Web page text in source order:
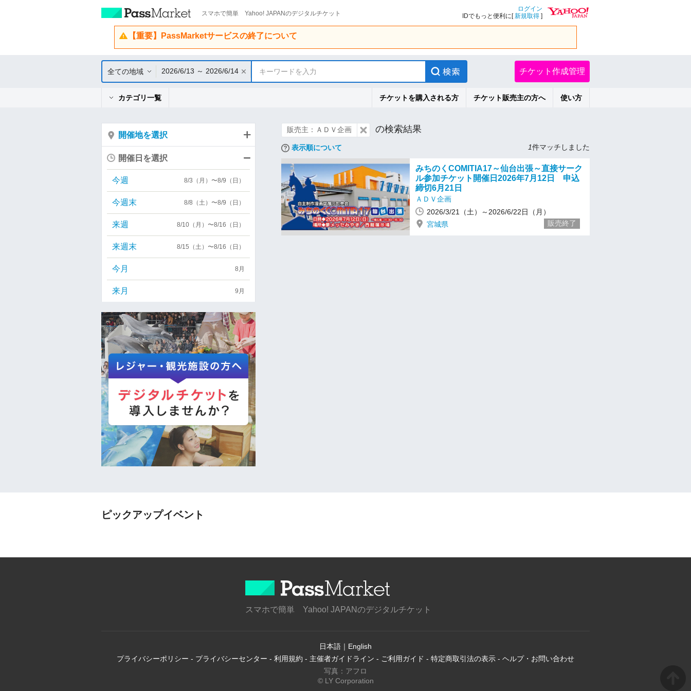
スマホで簡単 Yahoo! JAPANのデジタルチケット
ログイン
IDでもっと便利に[新規取得 ]
【重要】PassMarketサービスの終了について
全ての地域 2026/6/13 ～ 2026/6/14 キーワードを入力 チケット作成管理
カテゴリ一覧 チケットを購入される方 チケット販売主の方へ 使い方
販売主：ＡＤＶ企画 の検索結果
表示順について 1件マッチしました
みちのくCOMITIA17～仙台出張～直接サーク
ル参加チケット開催日2026年7月12日 申込
締切6月21日
ＡＤＶ企画
2026/3/21（土）～2026/6/22日（月）
宮城県
販売終了
開催地を選択
開催日を選択
今週 8/3（月）〜8/9（日）
今週末 8/8（土）〜8/9（日）
来週 8/10（月）〜8/16（日）
来週末 8/15（土）〜8/16（日）
今月 8月
来月 9月
ピックアップイベント
スマホで簡単 Yahoo! JAPANのデジタルチケット
日本語 ｜ English
プライバシーポリシー - プライバシーセンター - 利用規約 - 主催者ガイドライン - ご利用ガイド - 特定商取引法の表示 - ヘルプ・お問い合わせ
写真：アフロ
© LY Corporation